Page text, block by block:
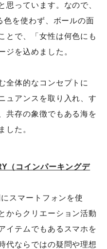
思っています。なので、
色を使わず、ボールの面
とで、「女性は何色にも
ジを込めました。
全体的なコンセプトに
ュアンスを取り入れ、す
共存の象徴でもある海を
した。
（コインパーキングデ
スマートフォンを使
からクリエーション活動
イテムでもあるスマホを
代ならではの疑問や理想